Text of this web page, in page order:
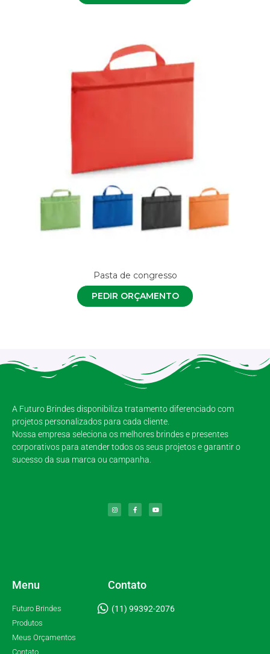
Pasta de congresso
PEDIR ORÇAMENTO
A Futuro Brindes disponibiliza tratamento diferenciado com
projetos personalizados para cada cliente.
Nossa empresa seleciona os melhores brindes e presentes
corporativos para atender todos os seus projetos e garantir o
sucesso da sua marca ou campanha.
Menu
Futuro Brindes
Produtos
Meus Orçamentos
Contato
Contato
(11) 99392-2076